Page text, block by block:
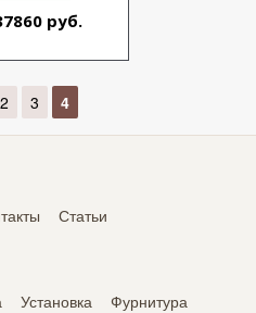
руб.
2 3 4
Статьи
Установка Фурнитура